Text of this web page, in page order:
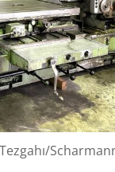
lütfen
web sitemizden
mümkündür.